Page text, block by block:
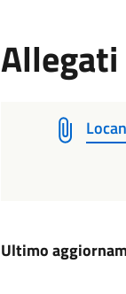
Allegati
Ultimo